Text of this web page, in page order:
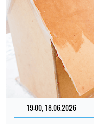
19:00, 18.06.2026